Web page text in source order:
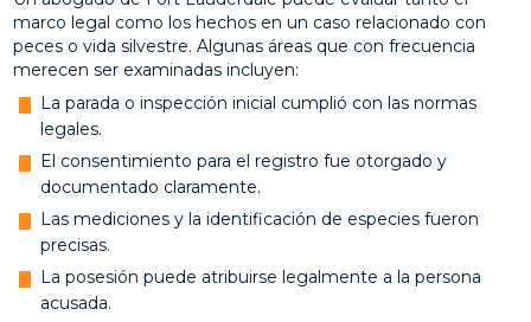
marco legal como los hechos en un caso relacionado con
peces o vida silvestre. Algunas áreas que con frecuencia
merecen ser examinadas incluyen:
La parada o inspección inicial cumplió con las normas
legales.
El consentimiento para el registro fue otorgado y
documentado claramente.
Las mediciones y la identificación de especies fueron
precisas.
La posesión puede atribuirse legalmente a la persona
acusada.